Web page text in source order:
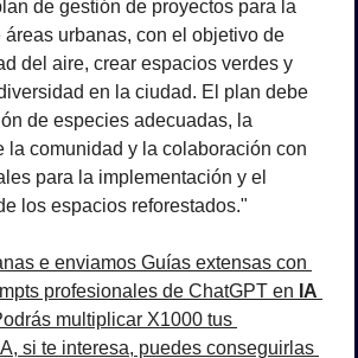
de gestión de proyectos para la
áreas urbanas, con el objetivo de
del aire, crear espacios verdes y
en la ciudad. El plan debe
de especies adecuadas, la
la comunidad y la colaboración con
para la implementación y el
los espacios reforestados."
e enviamos Guías extensas con
profesionales de ChatGPT en IA
multiplicar X1000 tus